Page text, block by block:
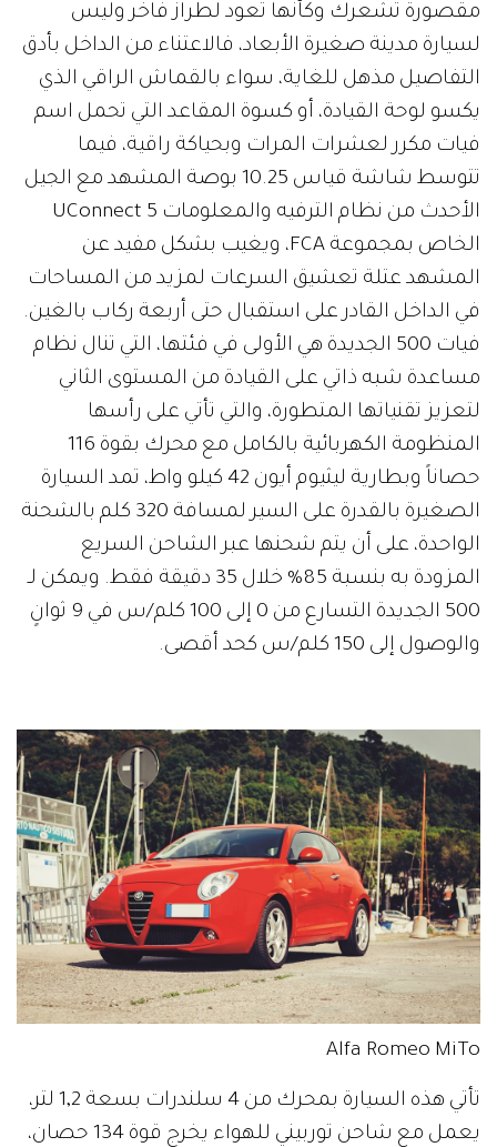
مقصورة تشعرك وكأنها تعود لطراز فاخر وليس
لسيارة مدينة صغيرة الأبعاد، فالاعتناء من الداخل بأدق
التفاصيل مذهل للغاية، سواء بالقماش الراقي الذي
يكسو لوحة القيادة، أو كسوة المقاعد التي تحمل اسم
فيات مكرر لعشرات المرات وبحياكة راقية، فيما
تتوسط شاشة قياس 10.25 بوصة المشهد مع الجيل
الأحدث من نظام الترفيه والمعلومات UConnect 5
الخاص بمجموعة FCA، ويغيب بشكل مفيد عن
المشهد عتلة تعشيق السرعات لمزيد من المساحات
في الداخل القادر على استقبال حتى أربعة ركاب بالغين.
فيات 500 الجديدة هي الأولى في فئتها، التي تنال نظام
مساعدة شبه ذاتي على القيادة من المستوى الثاني
لتعزيز تقنياتها المتطورة، والتي تأتي على رأسها
المنظومة الكهربائية بالكامل مع محرك بقوة 116
حصاناً وبطارية ليثيوم أيون 42 كيلو واط، تمد السيارة
الصغيرة بالقدرة على السير لمسافة 320 كلم بالشحنة
الواحدة، على أن يتم شحنها عبر الشاحن السريع
المزودة به بنسبة 85% خلال 35 دقيقة فقط. ويمكن لـ
500 الجديدة التسارع من 0 إلى 100 كلم/س في 9 ثوانٍ
والوصول إلى 150 كلم/س كحد أقصى.
Alfa Romeo MiTo
تأتي هذه السيارة بمحرك من 4 سلندرات بسعة 1,2 لتر،
يعمل مع شاحن توربيني للهواء يخرج قوة 134 حصان،